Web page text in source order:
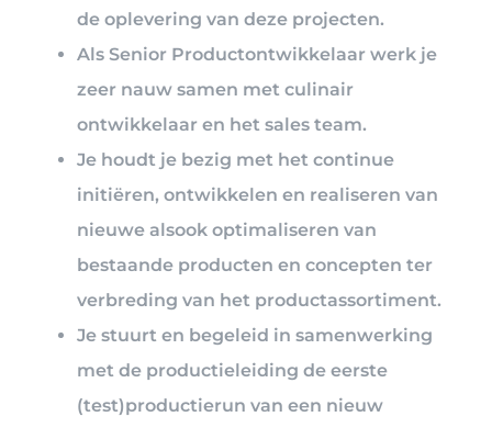
de oplevering van deze projecten.
Als Senior Productontwikkelaar werk je
zeer nauw samen met culinair
ontwikkelaar en het sales team.
Je houdt je bezig met het continue
initiëren, ontwikkelen en realiseren van
nieuwe alsook optimaliseren van
bestaande producten en concepten ter
verbreding van het productassortiment.
Je stuurt en begeleid in samenwerking
met de productieleiding de eerste
(test)productierun van een nieuw